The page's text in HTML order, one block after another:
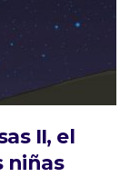
II, el
niñas